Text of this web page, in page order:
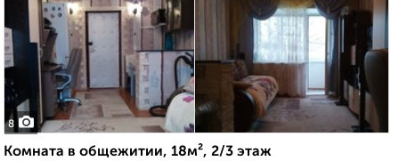
8
Комната в общежитии, 18м², 2/3 этаж